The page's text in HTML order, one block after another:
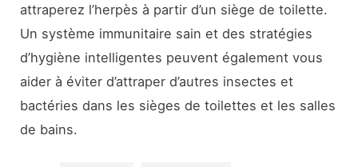
attraperez l’herpès à partir d’un siège de toilette.
Un système immunitaire sain et des stratégies
d’hygiène intelligentes peuvent également vous
aider à éviter d’attraper d’autres insectes et
bactéries dans les sièges de toilettes et les salles
de bains.